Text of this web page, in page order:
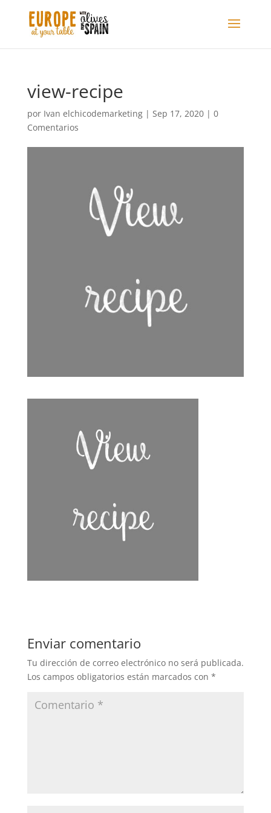
view-recipe
por Ivan elchicodemarketing| Sep 17, 2020| 0
Comentarios
Enviar comentario
Tu dirección de correo electrónico no será publicada.
Los campos obligatorios están marcados con *